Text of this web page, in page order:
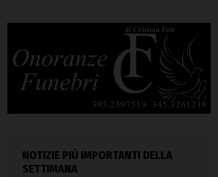
NOTIZIE PIÙ IMPORTANTI DELLA
SETTIMANA